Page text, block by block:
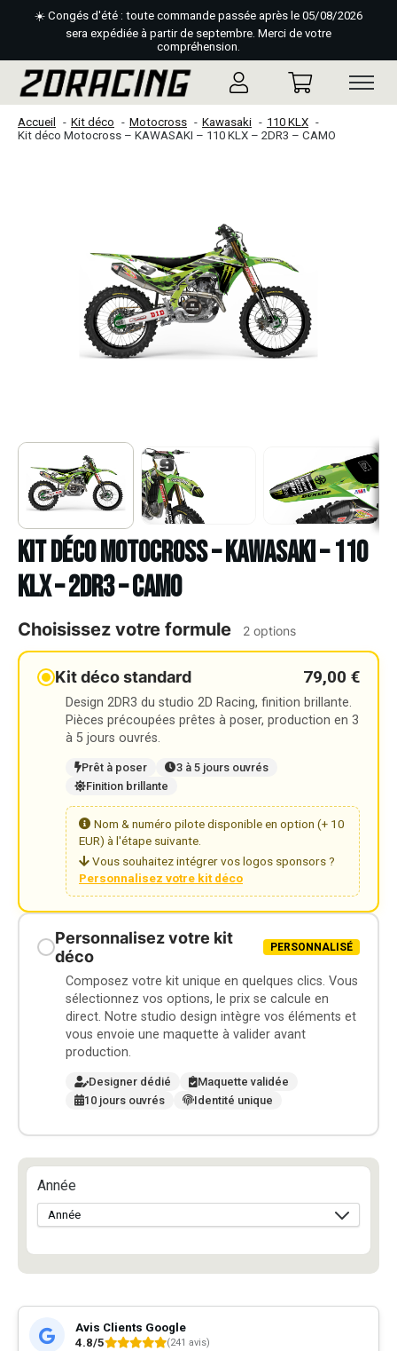
☀️ Congés d'été : toute commande passée après le 05/08/2026
sera expédiée à partir de septembre. Merci de votre
compréhension.
Accueil Kit déco Motocross Kawasaki
110 KLX
Kit déco Motocross – KAWASAKI – 110 KLX – 2DR3 – CAMO
Kit déco Motocross – KAWASAKI – 110
KLX – 2DR3 – CAMO
Choisissez votre formule 2 options
Kit déco standard 79,00 €
Design 2DR3 du studio 2D Racing, finition brillante.
Pièces précoupées prêtes à poser, production en 3
à 5 jours ouvrés.
Prêt à poser
3 à 5 jours ouvrés
Finition brillante
Nom & numéro pilote disponible en option (+ 10
EUR) à l'étape suivante.
Vous souhaitez intégrer vos logos sponsors ?
Personnalisez votre kit déco
Personnalisez votre kit
déco
PERSONNALISÉ
Composez votre kit unique en quelques clics. Vous
sélectionnez vos options, le prix se calcule en
direct. Notre studio design intègre vos éléments et
vous envoie une maquette à valider avant
production.
Designer dédié
Maquette validée
10 jours ouvrés
Identité unique
Année
Avis Clients Google
4.8/5
(241 avis)